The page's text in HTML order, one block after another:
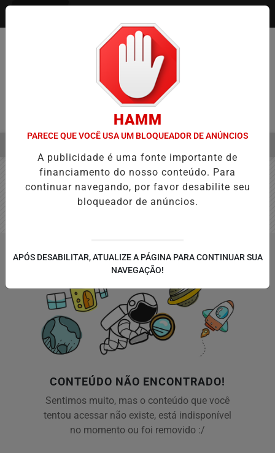
EM ALTA
CONTEÚDO NÃO ENCONTRADO!
Sentimos muito, mas o conteúdo que você
tentou acessar não existe, está indisponível
no momento ou foi removido :/
HAMM
PARECE QUE VOCÊ USA UM BLOQUEADOR DE ANÚNCIOS
A publicidade é uma fonte importante de
financiamento do nosso conteúdo. Para
continuar navegando, por favor desabilite seu
bloqueador de anúncios.
APÓS DESABILITAR, ATUALIZE A PÁGINA PARA CONTINUAR SUA
NAVEGAÇÃO!